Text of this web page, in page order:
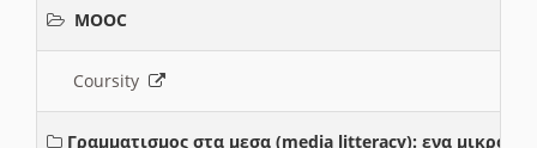
MOOC
Coursity
Γραμματισμος στα μεσα (media litteracy): ενα μικρο